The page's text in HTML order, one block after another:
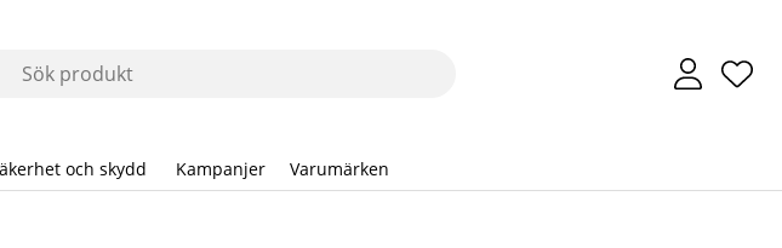
.
och skydd Kampanjer Varumärken